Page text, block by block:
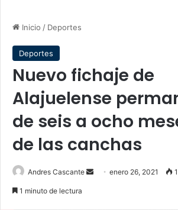
Inicio / Deportes
Deportes
Nuevo fichaje de
Alajuelense
de seis a ocho
de las canchas
Andres Cascante
Sendenero 26, 2021
1 minuto de lectura